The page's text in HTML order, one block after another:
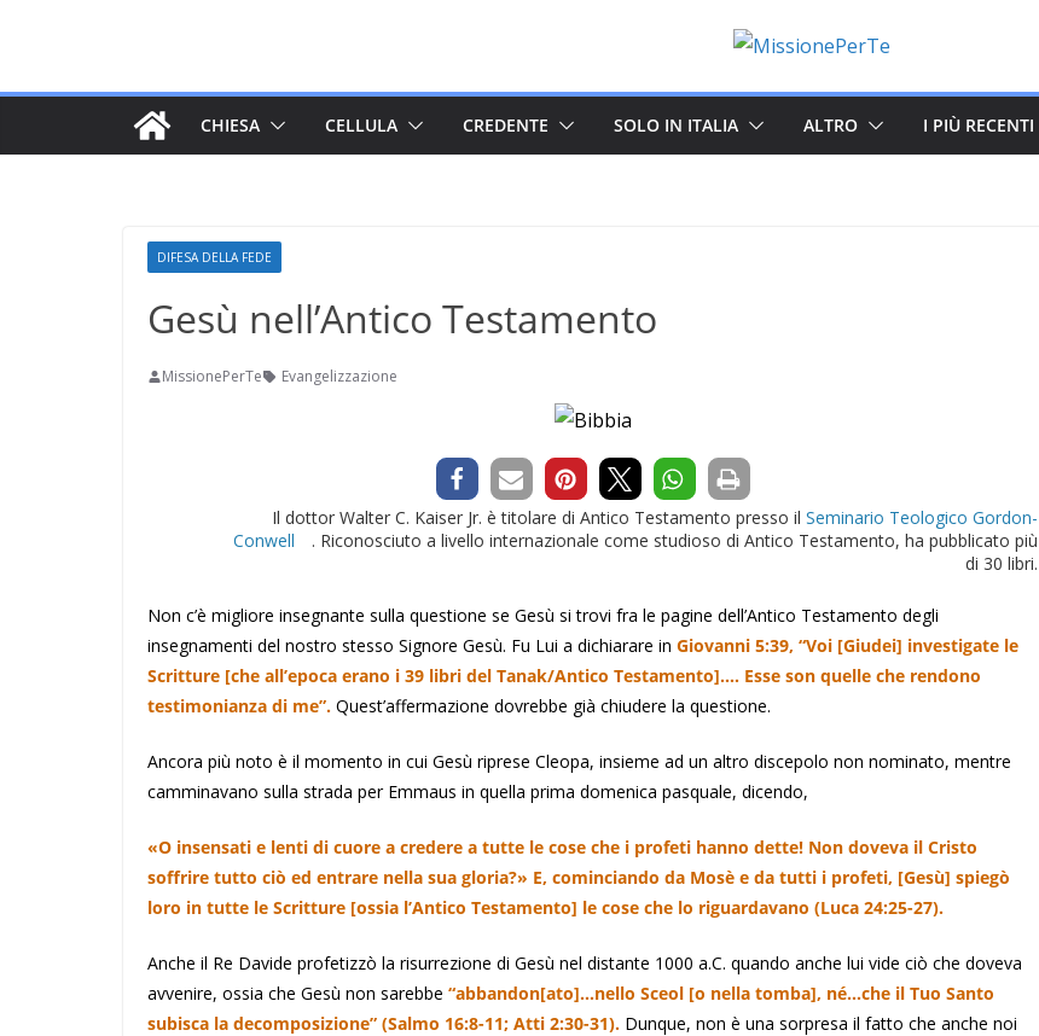
CHIESA CELLULA CREDENTE SOLO IN ITALIA ALTRO I PIÙ RECENTI
DIFESA DELLA FEDE
Gesù nell’Antico Testamento
MissionePerTe Evangelizzazione
Il dottor Walter C. Kaiser Jr. è titolare di Antico Testamento presso il Seminario Teologico Gordon-
Conwell
. Riconosciuto a livello internazionale come studioso di Antico Testamento, ha pubblicato più
di 30 libri.
Non c’è migliore insegnante sulla questione se Gesù si trovi fra le pagine dell’Antico Testamento degli
insegnamenti del nostro stesso Signore Gesù. Fu Lui a dichiarare in Giovanni 5:39, “Voi [Giudei] investigate le
Scritture [che all’epoca erano i 39 libri del Tanak/Antico Testamento]…. Esse son quelle che rendono
testimonianza di me”. Quest’affermazione dovrebbe già chiudere la questione.
Ancora più noto è il momento in cui Gesù riprese Cleopa, insieme ad un altro discepolo non nominato, mentre
camminavano sulla strada per Emmaus in quella prima domenica pasquale, dicendo,
«O insensati e lenti di cuore a credere a tutte le cose che i profeti hanno dette! Non doveva il Cristo
soffrire tutto ciò ed entrare nella sua gloria?» E, cominciando da Mosè e da tutti i profeti, [Gesù] spiegò
loro in tutte le Scritture [ossia l’Antico Testamento] le cose che lo riguardavano (Luca 24:25-27).
Anche il Re Davide profetizzò la risurrezione di Gesù nel distante 1000 a.C. quando anche lui vide ciò che doveva
avvenire, ossia che Gesù non sarebbe “abbandon[ato]…nello Sceol [o nella tomba], né…che il Tuo Santo
subisca la decomposizione” (Salmo 16:8-11; Atti 2:30-31). Dunque, non è una sorpresa il fatto che anche noi